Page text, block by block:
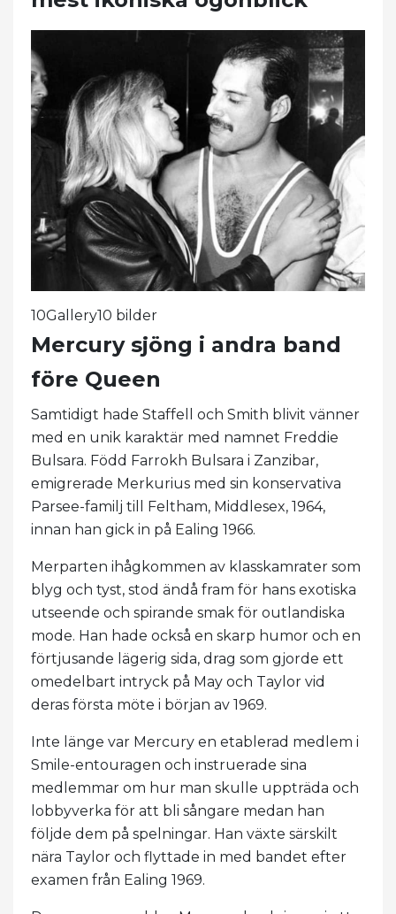
10Gallery10 bilder
Mercury sjöng i andra band
före Queen
Samtidigt hade Staffell och Smith blivit vänner
med en unik karaktär med namnet Freddie
Bulsara. Född Farrokh Bulsara i Zanzibar,
emigrerade Merkurius med sin konservativa
Parsee-familj till Feltham, Middlesex, 1964,
innan han gick in på Ealing 1966.
Merparten ihågkommen av klasskamrater som
blyg och tyst, stod ändå fram för hans exotiska
utseende och spirande smak för outlandiska
mode. Han hade också en skarp humor och en
förtjusande lägerig sida, drag som gjorde ett
omedelbart intryck på May och Taylor vid
deras första möte i början av 1969.
Inte länge var Mercury en etablerad medlem i
Smile-entouragen och instruerade sina
medlemmar om hur man skulle uppträda och
lobbyverka för att bli sångare medan han
följde dem på spelningar. Han växte särskilt
nära Taylor och flyttade in med bandet efter
examen från Ealing 1969.